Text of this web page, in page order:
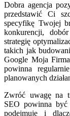
Dobra agencja
przedstawić Ci
specyfikę Twojej
konkurencji,
strategię
takich jak
Google Moja
powinna
planowanych
Zwróć uwagę na
SEO powinna
podejmuje i